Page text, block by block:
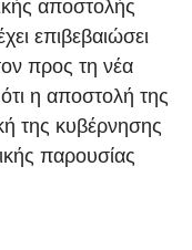
αποστολής
επιβεβαιώσει
προς τη νέα
η αποστολή της
της κυβέρνησης
παρουσίας